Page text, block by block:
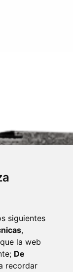
siguientes
,
la web
De
recordar
(ESPAÑA)